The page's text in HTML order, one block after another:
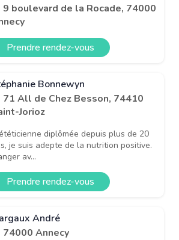
9 boulevard de la Rocade, 74000
Prendre rendez-vous
Bonnewyn
71 All de Chez Besson, 74410
Jorioz
diplômée depuis plus de 20
je suis adepte de la nutrition positive.
av...
Prendre rendez-vous
André
74000 Annecy